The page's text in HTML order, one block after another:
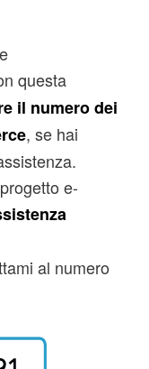
questa
il numero dei
, se hai
e-
al numero